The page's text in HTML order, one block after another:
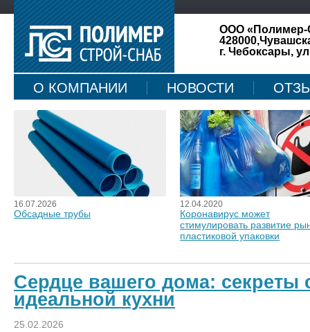
ООО «Полимер-
г. Чебоксары,
О КОМПАНИИ НОВОСТИ
КАРТА САЙТА
16.07.2026
Обсадные трубы
12.04.2020
Коронавирус может
стимулировать развитие
пластиковой упаковки
Сердце вашего дома: секреты
идеальной кухни
25.02.2026